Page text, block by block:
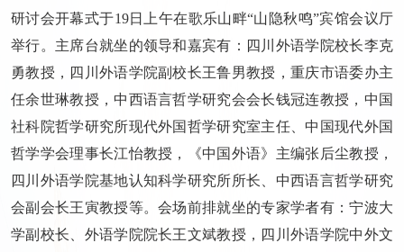
研讨会开幕式于19日上午在歌乐山畔“山隐秋鸣”宾馆会议厅
举行。主席台就坐的领导和嘉宾有：四川外语学院校长李克
勇教授，四川外语学院副校长王鲁男教授，重庆市语委办主
任余世琳教授，中西语言哲学研究会会长钱冠连教授，中国
社科院哲学研究所现代外国哲学研究室主任、中国现代外国
哲学学会理事长江怡教授，《中国外语》主编张后尘教授，
四川外语学院基地认知科学研究所所长、中西语言哲学研究
会副会长王寅教授等。会场前排就坐的专家学者有：宁波大
学副校长、外语学院院长王文斌教授，四川外语学院中外文